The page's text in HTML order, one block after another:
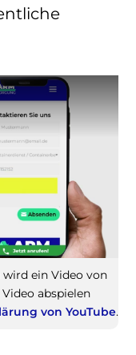
ein Video von
Video abspielen
von YouTube.